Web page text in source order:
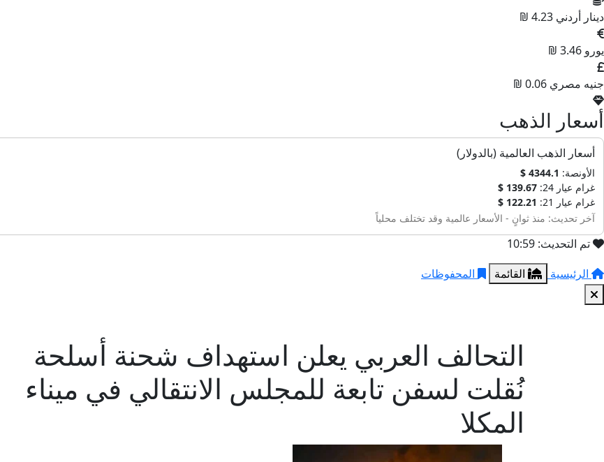
دينار أردني 4.23 ₪
يورو 3.46 ₪
جنيه مصري 0.06 ₪
أسعار الذهب
أسعار الذهب العالمية (بالدولار)
الأونصة: 4344.1 $
غرام عيار 24:
139.67 $
غرام عيار 21:
122.21 $
آخر تحديث: منذ ثوانٍ - الأسعار عالمية وقد تختلف محلياً
تم التحديث: 10:59
الرئيسية
القائمة المحفوظات
التحالف العربي يعلن استهداف شحنة أسلحة
نُقلت لسفن تابعة للمجلس الانتقالي في ميناء
المكلا